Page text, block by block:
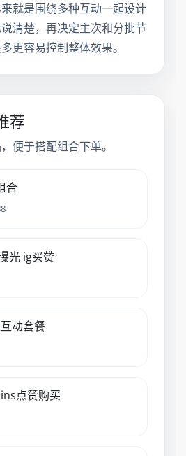
就是围绕多种互动一起设计
清楚，再决定主次和分批节
更容易控制整体效果。
荐
便于搭配组合下单。
合
光 ig买赞
动套餐
点赞购买